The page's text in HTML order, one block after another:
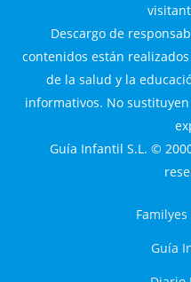
Descargo de
contenidos están
de la salud y la
informativos. No
Guía Infantil S.L. ©
Guía